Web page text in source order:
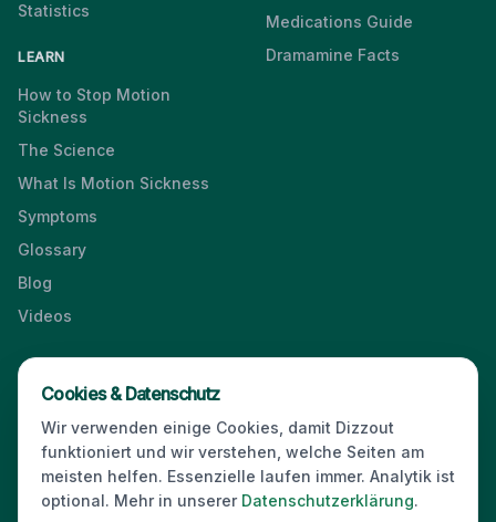
Statistics
LEARN
How to Stop Motion
Sickness
The Science
What Is Motion Sickness
Symptoms
Glossary
Blog
Videos
Medications Guide
Dramamine Facts
Press & Media Kit Contact·Privacy Partners For Business
© 2026 Dizzout. All rights reserved.
Kinda Smart Inc. 16192 Coastal Highway, Lewes, Delaware 19958
Cookies & Datenschutz
Wir verwenden einige Cookies, damit Dizzout
funktioniert und wir verstehen, welche Seiten am
meisten helfen. Essenzielle laufen immer. Analytik ist
optional. Mehr in unserer Datenschutzerklärung.